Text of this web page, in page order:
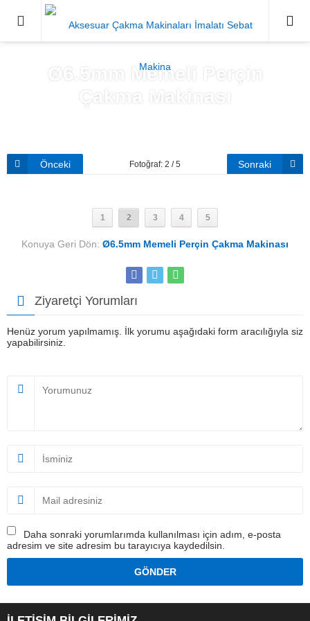
Ø6.5mm Memeli Perçin
Çakma Makinası
Önceki Fotoğraf: 2 / 5 Sonraki
1 2 3 4 5
Konuya Geri Dön: Ø6.5mm Memeli Perçin Çakma Makinası
Ziyaretçi Yorumları
Henüz yorum yapılmamış. İlk yorumu aşağıdaki form aracılığıyla siz
yapabilirsiniz.
Daha sonraki yorumlarımda kullanılması için adım, e-posta
adresim ve site adresim bu tarayıcıya kaydedilsin.